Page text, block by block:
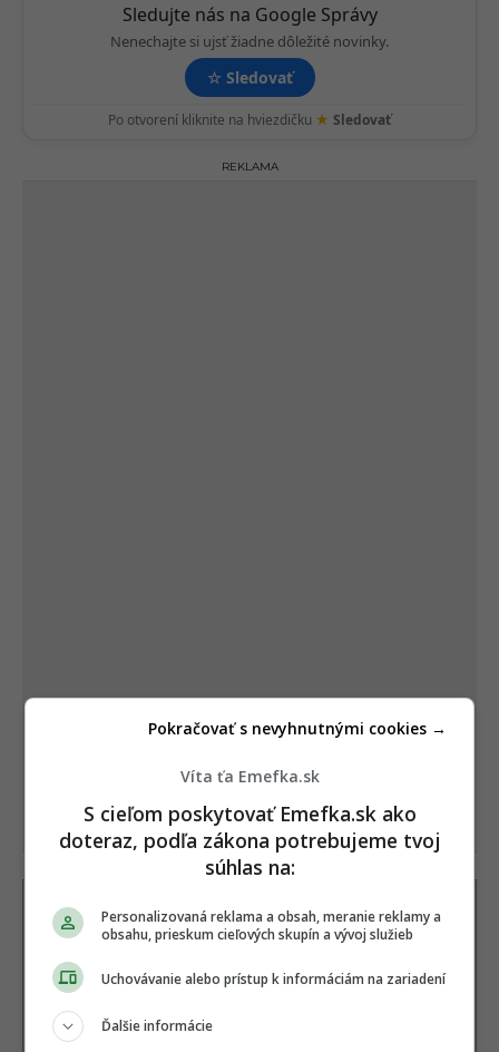
Sledujte nás na Google Správy
Nenechajte si ujsť žiadne dôležité novinky.
☆ Sledovať
Po otvorení kliknite na hviezdičku ★ Sledovať
REKLAMA
Autor
PETER STRHAN
redakcii EMEFKA pôsobí od jej založenia v roku 2017.
Disponuje takmer dekádou skúseností s pokrývaním
Víta ťa Emefka.sk
S cieľom poskytovať Emefka.sk ako
doteraz, podľa zákona potrebujeme tvoj
súhlas na:
Personalizovaná reklama a obsah, meranie reklamy a
obsahu, prieskum cieľových skupín a vývoj služieb
Uchovávanie alebo prístup k informáciám na zariadení
Ďalšie informácie
Pokračovať s nevyhnutnými cookies →